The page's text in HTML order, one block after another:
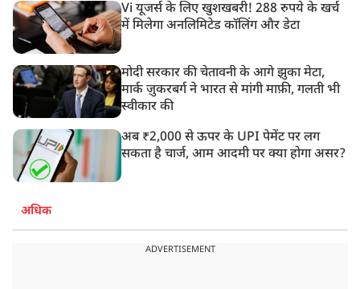
Vi यूजर्स के लिए खुशखबरी! 288 रुपये के खर्च
में मिलेगा अनलिमिटेड कॉलिंग और डेटा
मोदी सरकार की चेतावनी के आगे झुका मेटा,
मार्क ज़ुकरबर्ग ने भारत से मांगी माफ़ी, गलती भी
स्वीकार की
अब ₹2,000 से ऊपर के UPI पेमेंट पर लग
सकता है चार्ज, आम आदमी पर क्या होगा असर?
अधिक
ADVERTISEMENT